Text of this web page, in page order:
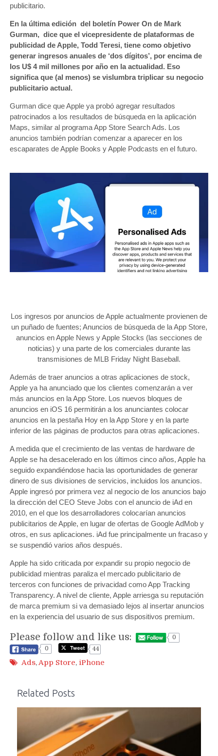
publicitario.
En la última edición del boletín Power On de Mark
Gurman, dice que el vicepresidente de plataformas de
publicidad de Apple, Todd Teresi, tiene como objetivo
generar ingresos anuales de ‘dos ​​dígitos’, por encima de
los U$ 4 mil millones por año en la actualidad. Eso
significa que (al menos) se vislumbra triplicar su negocio
publicitario actual.
Gurman dice que Apple ya probó agregar resultados
patrocinados a los resultados de búsqueda en la aplicación
Maps, similar al programa App Store Search Ads. Los
anuncios también podrían comenzar a aparecer en los
escaparates de Apple Books y Apple Podcasts en el futuro.
Los ingresos por anuncios de Apple actualmente provienen de
un puñado de fuentes; Anuncios de búsqueda de la App Store,
anuncios en Apple News y Apple Stocks (las secciones de
noticias) y una parte de los comerciales durante las
transmisiones de MLB Friday Night Baseball.
Además de traer anuncios a otras aplicaciones de stock,
Apple ya ha anunciado que los clientes comenzarán a ver
más anuncios en la App Store. Los nuevos bloques de
anuncios en iOS 16 permitirán a los anunciantes colocar
anuncios en la pestaña Hoy en la App Store y en la parte
inferior de las páginas de productos para otras aplicaciones.
A medida que el crecimiento de las ventas de hardware de
Apple se ha desacelerado en los últimos cinco años, Apple ha
seguido expandiéndose hacia las oportunidades de generar
dinero de sus divisiones de servicios, incluidos los anuncios.
Apple ingresó por primera vez al negocio de los anuncios bajo
la dirección del CEO Steve Jobs con el anuncio de iAd en
2010, en el que los desarrolladores colocarían anuncios
publicitarios de Apple, en lugar de ofertas de Google AdMob y
otros, en sus aplicaciones. iAd fue principalmente un fracaso y
se suspendió varios años después.
Apple ha sido criticada por expandir su propio negocio de
publicidad mientras paraliza el mercado publicitario de
terceros con funciones de privacidad como App Tracking
Transparency. A nivel de cliente, Apple arriesga su reputación
de marca premium si va demasiado lejos al insertar anuncios
en la experiencia del usuario de sus dispositivos premium.
Please follow and like us:
0
0
44
Ads,App Store, iPhone
Related Posts